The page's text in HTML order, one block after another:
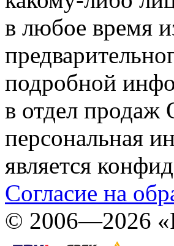
в любое время
подробной
в отдел
персональная
является
Согласие на
© 2006—2026